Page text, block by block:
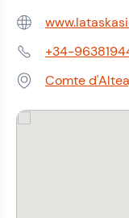
Web:
Teléfono:
+34-
Dirección:
Comte